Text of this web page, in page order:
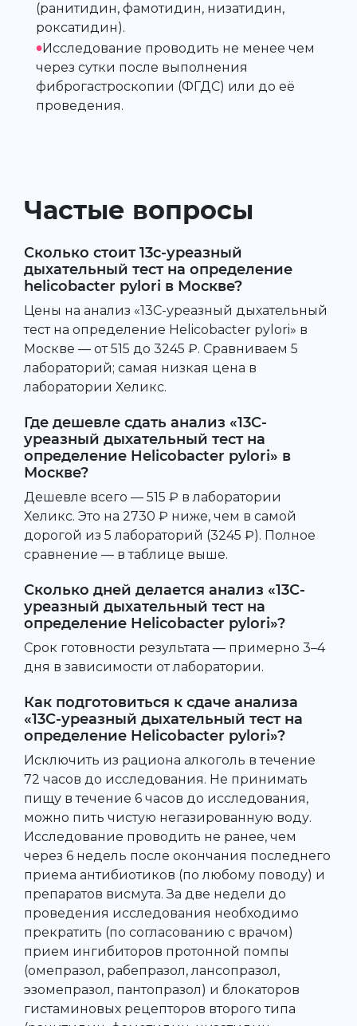
(ранитидин, фамотидин, низатидин,
роксатидин).
•Исследование проводить не менее чем
через сутки после выполнения
фиброгастроскопии (ФГДС) или до её
проведения.
Частые вопросы
Сколько стоит 13с-уреазный
дыхательный тест на определение
helicobacter pylori в Москве?
Цены на анализ «13С-уреазный дыхательный
тест на определение Helicobacter pylori» в
Москве — от 515 до 3245 ₽. Сравниваем 5
лабораторий; самая низкая цена в
лаборатории Хеликс.
Где дешевле сдать анализ «13С-
уреазный дыхательный тест на
определение Helicobacter pylori» в
Москве?
Дешевле всего — 515 ₽ в лаборатории
Хеликс. Это на 2730 ₽ ниже, чем в самой
дорогой из 5 лабораторий (3245 ₽). Полное
сравнение — в таблице выше.
Сколько дней делается анализ «13С-
уреазный дыхательный тест на
определение Helicobacter pylori»?
Срок готовности результата — примерно 3–4
дня в зависимости от лаборатории.
Как подготовиться к сдаче анализа
«13С-уреазный дыхательный тест на
определение Helicobacter pylori»?
Исключить из рациона алкоголь в течение
72 часов до исследования. Не принимать
пищу в течение 6 часов до исследования,
можно пить чистую негазированную воду.
Исследование проводить не ранее, чем
через 6 недель после окончания последнего
приема антибиотиков (по любому поводу) и
препаратов висмута. За две недели до
проведения исследования необходимо
прекратить (по согласованию с врачом)
прием ингибиторов протонной помпы
(омепразол, рабепразол, лансопразол,
эзомепразол, пантопразол) и блокаторов
гистаминовых рецепторов второго типа